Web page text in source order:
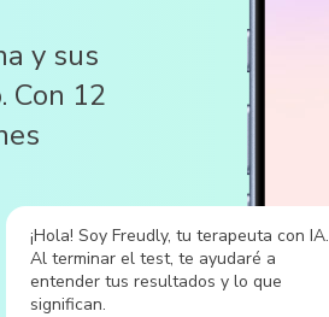
y sus
Con 12
¡Hola! Soy Freudly, tu terapeuta con IA.
Al terminar el test, te ayudaré a
entender tus resultados y lo que
significan.